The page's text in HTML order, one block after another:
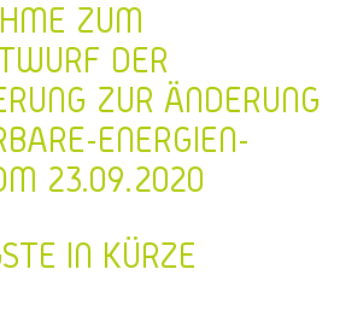
ZUM
DER
ZUR ÄNDERUNG
ENERGIEN-
23.09.2020
IN KÜRZE